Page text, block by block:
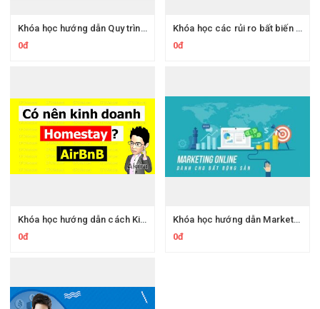
Khóa học hướng dẫn Quy trình và kỹ năng môi giới bất động sản
0đ
Khóa học các rủi ro bất biến trong kinh doanh bất động sản và phương pháp X-quang bất động sản
0đ
Khóa học hướng dẫn cách Kinh doanh AirBnB - Homestay hiệu quả
0đ
Khóa học hướng dẫn Marketing Online dành cho bất động sản hiệu quả nhất
0đ